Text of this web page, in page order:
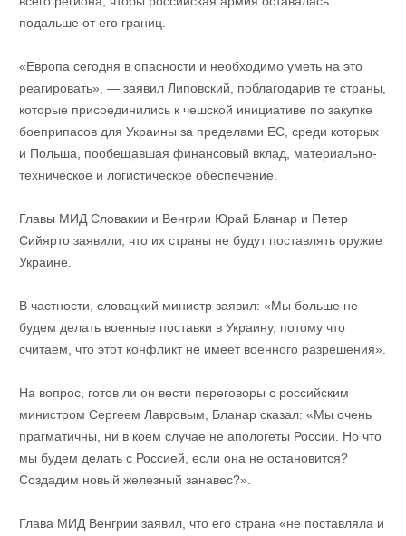
подальше от его границ.
«Европа сегодня в опасности и необходимо уметь на это
реагировать», — заявил Липовский, поблагодарив те страны,
которые присоединились к чешской инициативе по закупке
боеприпасов для Украины за пределами ЕС, среди которых
и Польша, пообещавшая финансовый вклад, материально-
техническое и логистическое обеспечение.
Главы МИД Словакии и Венгрии Юрай Бланар и Петер
Сийярто заявили, что их страны не будут поставлять оружие
Украине.
В частности, словацкий министр заявил: «Мы больше не
будем делать военные поставки в Украину, потому что
считаем, что этот конфликт не имеет военного разрешения».
На вопрос, готов ли он вести переговоры с российским
министром Сергеем Лавровым, Бланар сказал: «Мы очень
прагматичны, ни в коем случае не апологеты России. Но что
мы будем делать с Россией, если она не остановится?
Создадим новый железный занавес?».
Глава МИД Венгрии заявил, что его страна «не поставляла и